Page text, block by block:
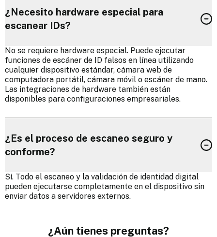
¿Necesito hardware especial para
escanear IDs?
No se requiere hardware especial. Puede ejecutar
funciones de escáner de ID falsos en línea utilizando
cualquier dispositivo estándar, cámara web de
computadora portátil, cámara móvil o escáner de mano.
Las integraciones de hardware también están
disponibles para configuraciones empresariales.
¿Es el proceso de escaneo seguro y
conforme?
Sí. Todo el escaneo y la validación de identidad digital
pueden ejecutarse completamente en el dispositivo sin
enviar datos a servidores externos.
¿Aún tienes preguntas?